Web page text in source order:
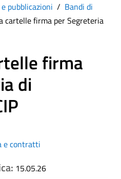
pubblicazioni
Bandi di
cartelle firma per Segreteria
firma
di
e contratti
15.05.26